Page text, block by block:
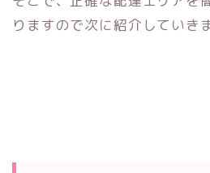
りますので次に紹介していき